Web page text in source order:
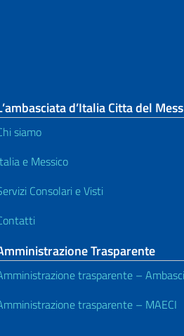
d’Italia Citta del
siamo
e Messico
Consolari e Visti
Trasparente
trasparente –
trasparente – MAECI